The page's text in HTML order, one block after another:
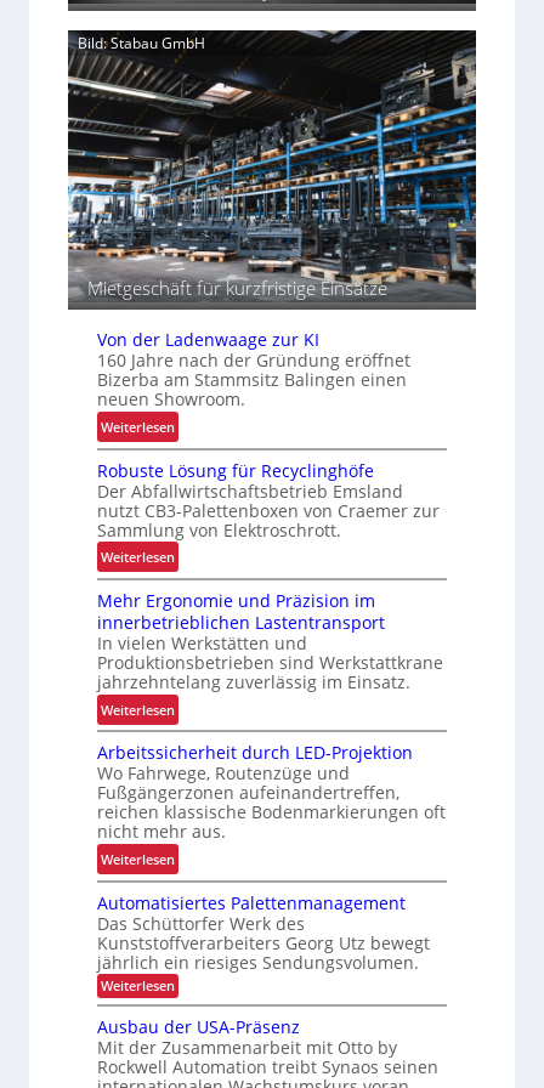
p
a
z
i
t
ä
t
e
n
d
e
r
I
n
t
r
a
l
o
g
i
s
i
k
Bild: Stabau GmbH
Mietgeschäft für kurzfristige Einsätze
Von der Ladenwaage zur KI
160 Jahre nach der Gründung eröffnet
Bizerba am Stammsitz Balingen einen
neuen Showroom.
Weiterlesen:
V
o
n
d
e
r
a
d
e
n
w
a
a
g
e
z
u
r
K
I
Robuste Lösung für Recyclinghöfe
Der Abfallwirtschaftsbetrieb Emsland
nutzt CB3-Palettenboxen von Craemer zur
Sammlung von Elektroschrott.
Weiterlesen:
R
o
b
u
s
t
e
ö
s
u
n
g
f
ü
r
R
e
c
y
c
l
Mehr Ergonomie und Präzision im
innerbetrieblichen Lastentransport
In vielen Werkstätten und
Produktionsbetrieben sind Werkstattkrane
jahrzehntelang zuverlässig im Einsatz.
Weiterlesen:
M
e
h
r
E
r
g
o
n
o
m
i
e
u
n
d
Arbeitssicherheit durch LED-Projektion
Wo Fahrwege, Routenzüge und
Fußgängerzonen aufeinandertreffen,
reichen klassische Bodenmarkierungen oft
nicht mehr aus.
Weiterlesen:
A
r
b
e
i
t
s
s
i
Automatisiertes Palettenmanagement
Das Schüttorfer Werk des
Kunststoffverarbeiters Georg Utz bewegt
jährlich ein riesiges Sendungsvolumen.
Weiterlesen:
A
u
t
o
m
Ausbau der USA-Präsenz
Mit der Zusammenarbeit mit Otto by
Rockwell Automation treibt Synaos seinen